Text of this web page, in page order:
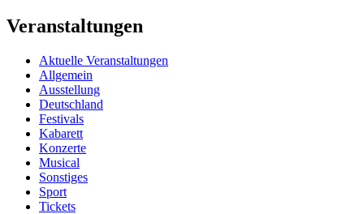
Veranstaltungen
Aktuelle Veranstaltungen
Allgemein
Ausstellung
Deutschland
Festivals
Kabarett
Konzerte
Musical
Sonstiges
Sport
Tickets